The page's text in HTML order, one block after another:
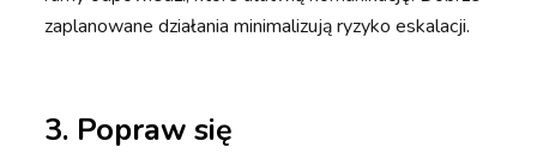
zaplanowane działania minimalizują ryzyko eskalacji.
3. Popraw się